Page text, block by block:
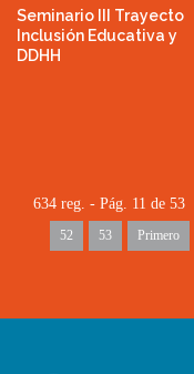
Seminario III Trayecto
Inclusión Educativa y
DDHH
634 reg. - Pág. 11 de 53
52
53 Primero